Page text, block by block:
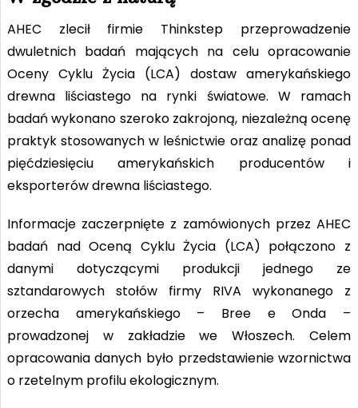
AHEC zlecił firmie Thinkstep przeprowadzenie
dwuletnich badań mających na celu opracowanie
Oceny Cyklu Życia (LCA) dostaw amerykańskiego
drewna liściastego na rynki światowe. W ramach
badań wykonano szeroko zakrojoną, niezależną ocenę
praktyk stosowanych w leśnictwie oraz analizę ponad
pięćdziesięciu amerykańskich producentów i
eksporterów drewna liściastego.
Informacje zaczerpnięte z zamówionych przez AHEC
badań nad Oceną Cyklu Życia (LCA) połączono z
danymi dotyczącymi produkcji jednego ze
sztandarowych stołów firmy RIVA wykonanego z
orzecha amerykańskiego – Bree e Onda –
prowadzonej w zakładzie we Włoszech. Celem
opracowania danych było przedstawienie wzornictwa
o rzetelnym profilu ekologicznym.